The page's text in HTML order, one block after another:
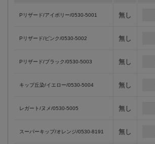
Pリザード/アイボリー/0530-5001 無し
Pリザード/ピンク/0530-5002 無し
Pリザード/ブラック/0530-5003 無し
キップ丘染/イエロー/0530-5004 無し
レガート/ヌメ/0530-5005 無し
スーパーキップ/オレンジ/0530-8191 無し